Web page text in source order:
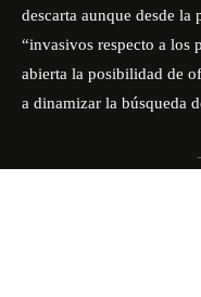
descarta aunque desde la
“invasivos respecto a los
abierta la posibilidad de
a dinamizar la búsqueda